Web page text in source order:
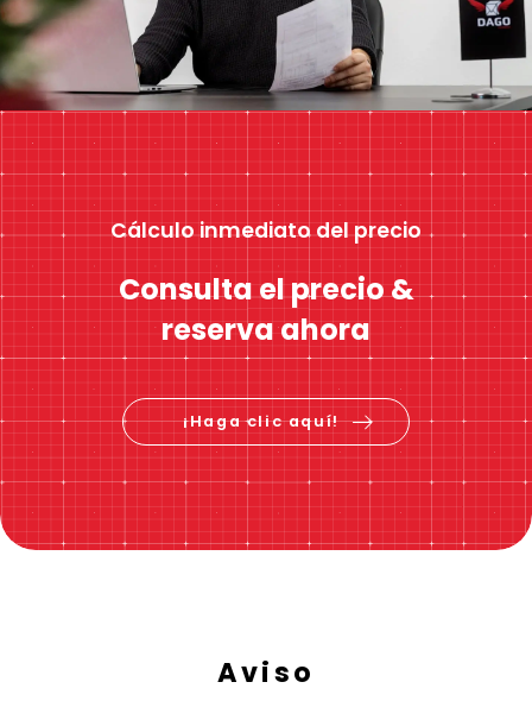
Cálculo inmediato del precio
Consulta el precio &
reserva ahora